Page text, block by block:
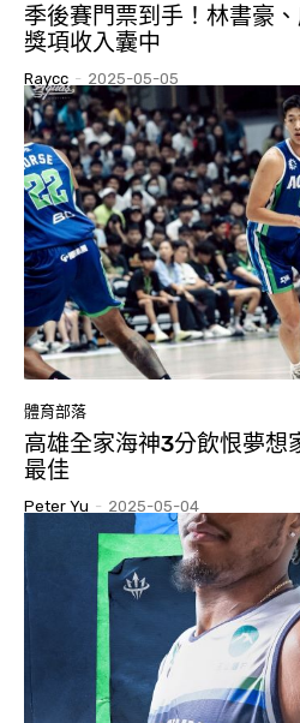
季後賽門票到手！林書豪
獎項收入囊中
Raycc - 2025-05-05
體育部落
高雄全家海神3分飲恨夢想
最佳
Peter Yu - 2025-05-04